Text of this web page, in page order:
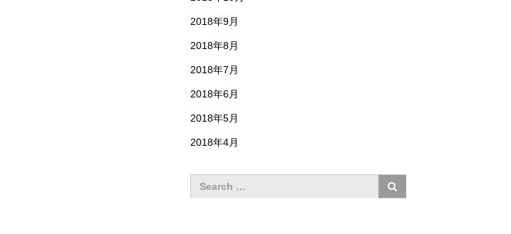
2018年9月
2018年8月
2018年7月
2018年6月
2018年5月
2018年4月